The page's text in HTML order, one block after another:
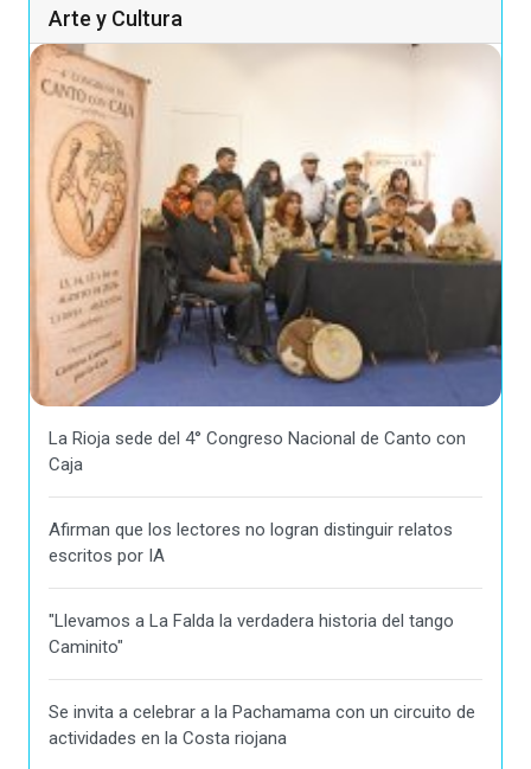
Arte y Cultura
La Rioja sede del 4° Congreso Nacional de Canto con
Caja
Afirman que los lectores no logran distinguir relatos
escritos por IA
"Llevamos a La Falda la verdadera historia del tango
Caminito"
Se invita a celebrar a la Pachamama con un circuito de
actividades en la Costa riojana